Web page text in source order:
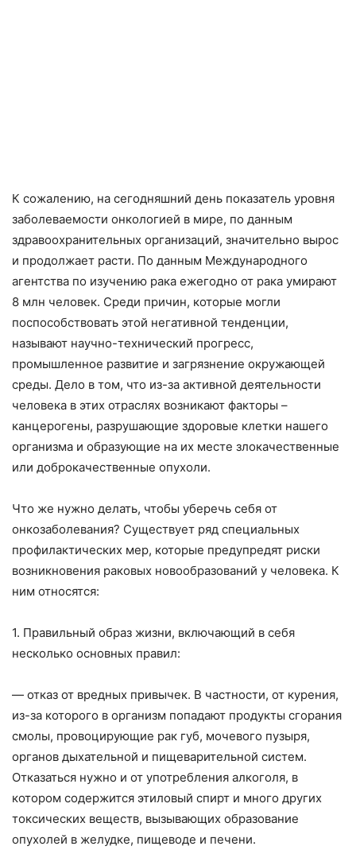
К сожалению, на сегодняшний день показатель уровня
заболеваемости онкологией в мире, по данным
здравоохранительных организаций, значительно вырос
и продолжает расти. По данным Международного
агентства по изучению рака ежегодно от рака умирают
8 млн человек. Среди причин, которые могли
поспособствовать этой негативной тенденции,
называют научно-технический прогресс,
промышленное развитие и загрязнение окружающей
среды. Дело в том, что из-за активной деятельности
человека в этих отраслях возникают факторы –
канцерогены, разрушающие здоровые клетки нашего
организма и образующие на их месте злокачественные
или доброкачественные опухоли.
Что же нужно делать, чтобы уберечь себя от
онкозаболевания? Существует ряд специальных
профилактических мер, которые предупредят риски
возникновения раковых новообразований у человека. К
ним относятся:
1. Правильный образ жизни, включающий в себя
несколько основных правил:
— отказ от вредных привычек. В частности, от курения,
из-за которого в организм попадают продукты сгорания
смолы, провоцирующие рак губ, мочевого пузыря,
органов дыхательной и пищеварительной систем.
Отказаться нужно и от употребления алкоголя, в
котором содержится этиловый спирт и много других
токсических веществ, вызывающих образование
опухолей в желудке, пищеводе и печени.